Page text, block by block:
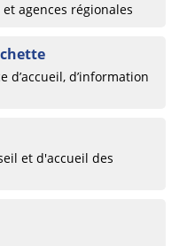
et agences régionales
d’accueil, d’information
et d'accueil des